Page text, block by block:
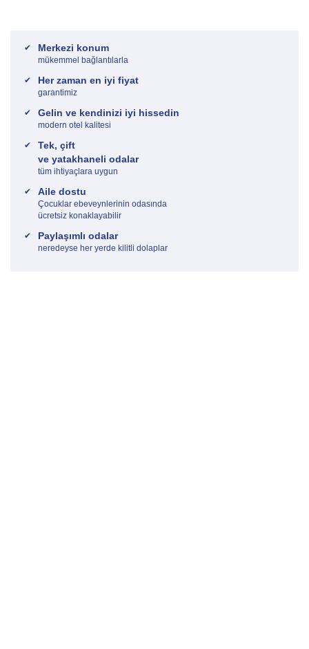
Merkezi konum
mükemmel bağlantılarla
Her zaman en iyi fiyat
garantimiz
Gelin ve kendinizi iyi hissedin
modern otel kalitesi
Tek, çift
ve yatakhaneli odalar
tüm ihtiyaçlara uygun
Aile dostu
Çocuklar ebeveynlerinin odasında
ücretsiz konaklayabilir
Paylaşımlı odalar
neredeyse her yerde kilitli dolaplar